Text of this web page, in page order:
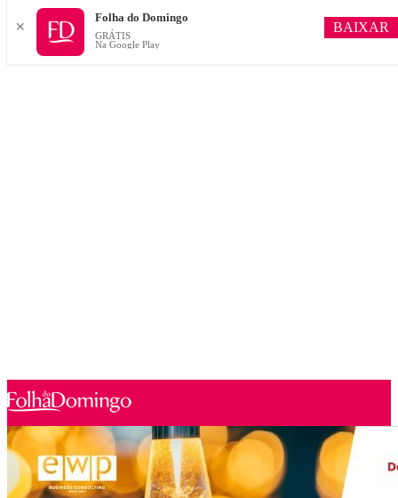
✕
Folha do Domingo
GRÁTIS
Na Google Play
BAIXAR